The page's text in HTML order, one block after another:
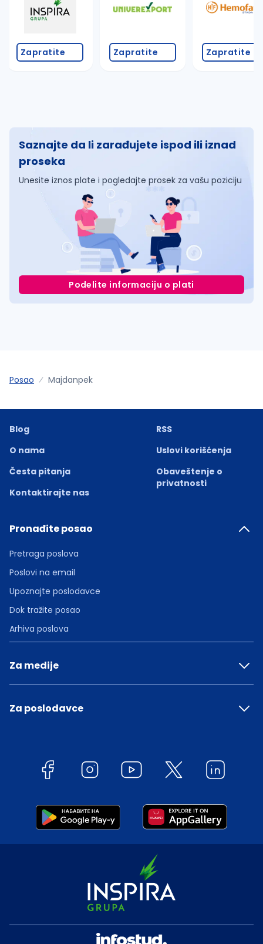
Zapratite Zapratite Zapratite
Saznajte da li zarađujete ispod ili iznad
proseka
Unesite iznos plate i pogledajte prosek za vašu poziciju
Podelite informaciju o plati
Posao Majdanpek
Blog
O nama
Česta pitanja
Kontaktirajte nas
RSS
Uslovi korišćenja
Obaveštenje o
privatnosti
Pronađite posao
Pretraga poslova
Poslovi na email
Upoznajte poslodavce
Dok tražite posao
Arhiva poslova
Za medije
Za poslodavce